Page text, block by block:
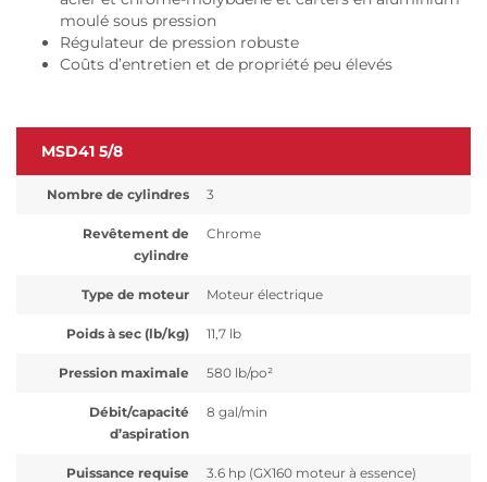
moulé sous pression
Régulateur de pression robuste
Coûts d’entretien et de propriété peu élevés
MSD41 5/8
Nombre de cylindres 3
Revêtement de
cylindre
Chrome
Type de moteur Moteur électrique
Poids à sec (lb/kg) 11,7 lb
Pression maximale 580 lb/po²
Débit/capacité
d’aspiration
8 gal/min
Puissance requise 3.6 hp (GX160 moteur à essence)